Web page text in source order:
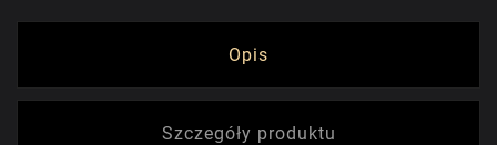
Opis
Szczegóły produktu